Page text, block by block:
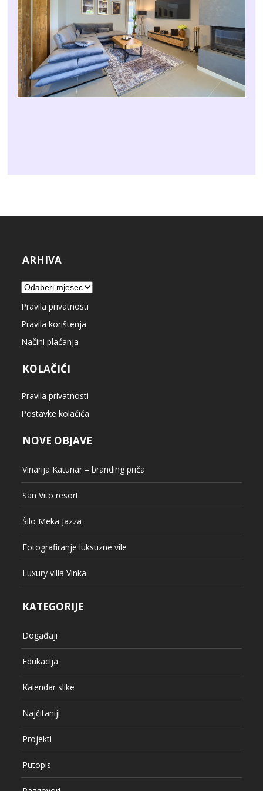
ARHIVA
Arhiva
Pravila privatnosti
Pravila korištenja
Načini plaćanja
KOLAČIĆI
Pravila privatnosti
Postavke kolačića
NOVE OBJAVE
Vinarija Katunar – branding priča
San Vito resort
Šilo Meka Jazza
Fotografiranje luksuzne vile
Luxury villa Vinka
KATEGORIJE
Događaji
Edukacija
Kalendar slike
Najčitaniji
Projekti
Putopis